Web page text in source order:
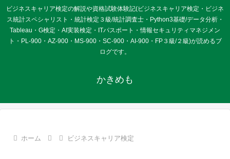
ビジネスキャリア検定の解説や資格試験体験記(ビジネスキャリア検定・ビジネ
ス統計スペシャリスト・統計検定３級/統計調査士・Python3基礎/データ分析・
Tableau・G検定・AI実装検定・ITパスポート・情報セキュリティマネジメン
ト・PL-900・AZ-900・MS-900・SC-900・AI-900・FP３級/２級)が読めるブ
ログです。
かきめも
ホーム ビジネスキャリア検定